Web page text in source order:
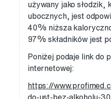
używany jako słodzik,
ubocznych, jest
40% niższa
97% składników jest
Poniżej podaje link do
internetowej:
https://
do-ust-bez-alkoholu-